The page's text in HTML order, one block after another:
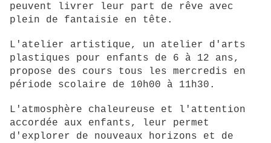
peuvent livrer leur part de rêve avec
plein de fantaisie en tête.
L'atelier artistique, un atelier d'arts
plastiques pour enfants de 6 à 12 ans,
propose des cours tous les mercredis en
période scolaire de 10h00 à 11h30.
L'atmosphère chaleureuse et l'attention
accordée aux enfants, leur permet
d'explorer de nouveaux horizons et de